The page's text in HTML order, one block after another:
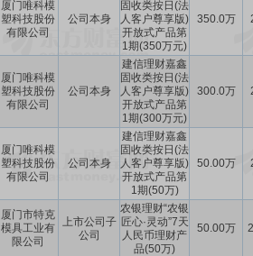
厦门唯科模
塑科技股份
有限公司
公司本身
固收类按日(法
人客户尊享版)
开放式产品第
1期(350万元)
350.0万
厦门唯科模
塑科技股份
有限公司
公司本身
建信理财嘉鑫
固收类按日(法
人客户尊享版)
开放式产品第
1期(300万元)
300.0万
厦门唯科模
塑科技股份
有限公司
公司本身
建信理财嘉鑫
固收类按日(法
人客户尊享版)
开放式产品第
1期(50万)
50.00万
厦门市特克
模具工业有
限公司
上市公司子
公司
农银理财“农银
匠心·灵动”7天
人民币理财产
品(50万)
50.00万